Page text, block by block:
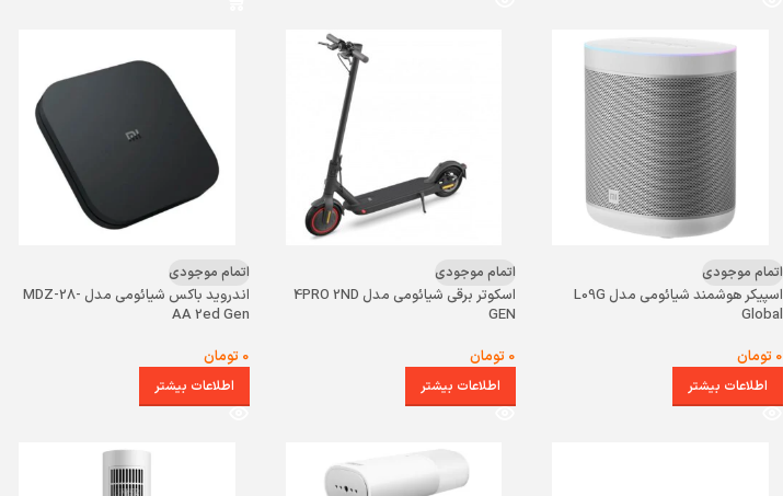
اتمام موجودی
اسپیکر هوشمند شیائومی مدل L09G
Global
0 تومان
اطلاعات بیشتر
اتمام موجودی
اسکوتر برقی شیائومی مدل 4PRO 2ND
GEN
0 تومان
اطلاعات بیشتر
اتمام موجودی
اندروید باکس شیائومی مدل MDZ-28-
AA 2ed Gen
0 تومان
اطلاعات بیشتر